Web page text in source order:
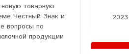
товарную
Честный Знак и
вопросы по
продукции